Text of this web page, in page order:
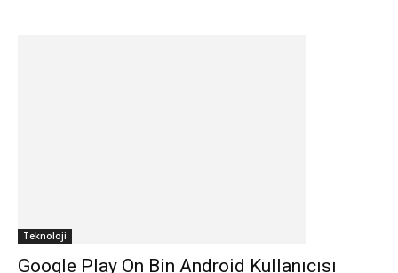
Teknoloji
Google Play On Bin Android Kullanıcısı